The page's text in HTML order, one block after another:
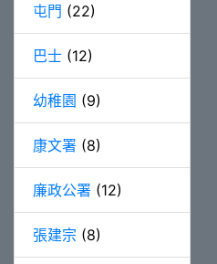
屯門 (22)
巴士 (12)
幼稚園 (9)
康文署 (8)
廉政公署 (12)
張建宗 (8)